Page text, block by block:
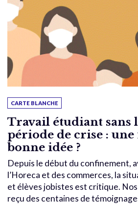
CARTE BLANCHE
Travail étudiant sans
période de crise : une
bonne idée ?
Depuis le début du confinement,
l’Horeca et des commerces, la
et élèves jobistes est critique.
reçu des centaines de